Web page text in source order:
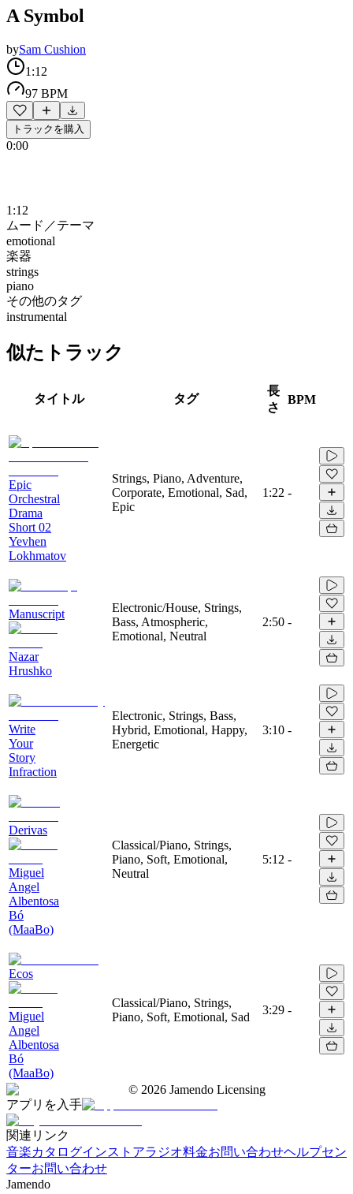
A Symbol
bySam Cushion
1:12
97 BPM
トラックを購入
0:00
1:12
ムード／テーマ
emotional
楽器
strings
piano
その他のタグ
instrumental
似たトラック
タイトル タグ
長
さ
BPM
Epic
Orchestral
Drama
Short 02
Yevhen
Lokhmatov
Strings, Piano, Adventure,
Corporate, Emotional, Sad,
Epic
1:22 -
Manuscript
Nazar
Hrushko
Electronic/House, Strings,
Bass, Atmospheric,
Emotional, Neutral
2:50 -
Write
Your
Story
Infraction
Electronic, Strings, Bass,
Hybrid, Emotional, Happy,
Energetic
3:10 -
Derivas
Miguel
Angel
Albentosa
Bó
(MaaBo)
Classical/Piano, Strings,
Piano, Soft, Emotional,
Neutral
5:12 -
Ecos
Miguel
Angel
Albentosa
Bó
(MaaBo)
Classical/Piano, Strings,
Piano, Soft, Emotional, Sad
3:29 -
© 2026 Jamendo Licensing
アプリを入手
関連リンク
音楽カタログインストアラジオ料金お問い合わせヘルプセン
ターお問い合わせ
Jamendo